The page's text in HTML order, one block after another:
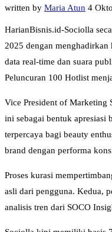
written by Maria Atun 4
HarianBisnis.id-Sociolla
2025 dengan menghadirkan
data real-time dan suara
Peluncuran 100 Hotlist
Vice President of Marketing
ini sebagai bentuk apresiasi
terpercaya bagi beauty
brand dengan performa
Proses kurasi
asli dari pengguna. Kedua,
analisis tren dari SOCO